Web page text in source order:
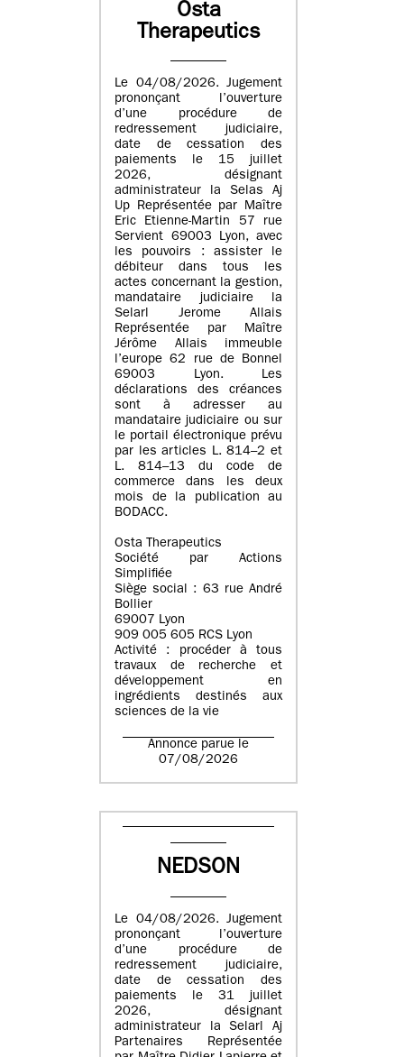
Osta
Therapeutics
Le 04/08/2026. Jugement
prononçant l’ouverture
d’une procédure de
redressement judiciaire,
date de cessation des
paiements le 15 juillet
2026, désignant
administrateur la Selas Aj
Up Représentée par Maître
Eric Etienne-Martin 57 rue
Servient 69003 Lyon, avec
les pouvoirs : assister le
débiteur dans tous les
actes concernant la gestion,
mandataire judiciaire la
Selarl Jerome Allais
Représentée par Maître
Jérôme Allais immeuble
l’europe 62 rue de Bonnel
69003 Lyon. Les
déclarations des créances
sont à adresser au
mandataire judiciaire ou sur
le portail électronique prévu
par les articles L. 814–2 et
L. 814–13 du code de
commerce dans les deux
mois de la publication au
BODACC.
Osta Therapeutics
Société par Actions
Simplifiée
Siège social : 63 rue André
Bollier
69007 Lyon
909 005 605 RCS Lyon
Activité : procéder à tous
travaux de recherche et
développement en
ingrédients destinés aux
sciences de la vie
Annonce parue le
07/08/2026
NEDSON
Le 04/08/2026. Jugement
prononçant l’ouverture
d’une procédure de
redressement judiciaire,
date de cessation des
paiements le 31 juillet
2026, désignant
administrateur la Selarl Aj
Partenaires Représentée